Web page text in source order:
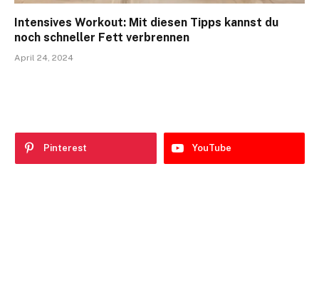
Intensives Workout: Mit diesen Tipps kannst du
noch schneller Fett verbrennen
April 24, 2024
Pinterest YouTube